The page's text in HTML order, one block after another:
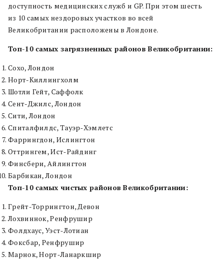
доступность медицинских служб и GP. При этом шесть
из 10 самых нездоровых участков во всей
Великобритании расположены в Лондоне.
Топ-10 самых загрязненных районов Великобритании:
Сохо, Лондон
Норт-Киллингхолм
Шотли Гейт, Саффолк
Сент-Джилс, Лондон
Сити, Лондон
Спиталфилдс, Тауэр-Хэмлетс
Фаррингдон, Ислингтон
Оттрингем, Ист-Райдинг
Финсбери, Айлингтон
Барбикан, Лондон
Топ-10 самых чистых районов Великобритании:
Грейт-Торрингтон, Девон
Лохвиннок, Ренфрушир
Фолдхаус, Уэст-Лотиан
Фоксбар, Ренфрушир
Марнок, Норт-Ланаркшир